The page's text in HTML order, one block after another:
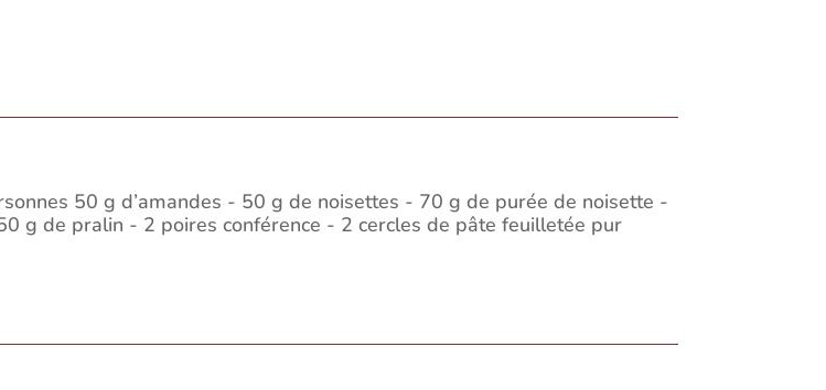
50 g d’amandes - 50 g de noisettes - 70 g de purée de noisette -
g de pralin - 2 poires conférence - 2 cercles de pâte feuilletée pur